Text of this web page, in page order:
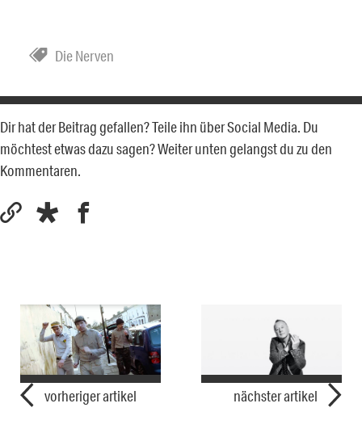
Die Nerven
Dir hat der Beitrag gefallen? Teile ihn über Social Media. Du
möchtest etwas dazu sagen? Weiter unten gelangst du zu den
Kommentaren.
vorheriger artikel nächster artikel